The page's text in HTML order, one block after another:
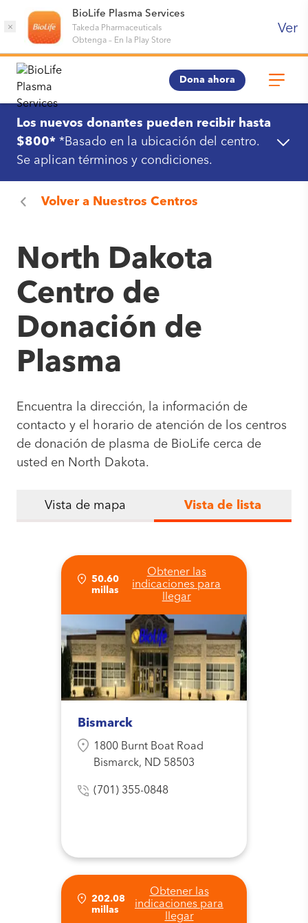
×
BioLife Plasma Services
Takeda Pharmaceuticals
Obtenga– En la Play Store
Ver
Dona ahora
Los nuevos donantes pueden recibir hasta
$800* *Basado en la ubicación del centro.
Se aplican términos y condiciones.
Volver a Nuestros Centros
North Dakota
Centro de
Donación de
Plasma
Encuentra la dirección, la información de
contacto y el horario de atención de los centros
de donación de plasma de BioLife cerca de
usted en North Dakota.
Vista de mapa Vista de lista
50.60
millas
Obtener las
indicaciones para
llegar
Bismarck
1800 Burnt Boat Road
Bismarck, ND 58503
(701) 355-0848
202.08
millas
Obtener las
indicaciones para
llegar